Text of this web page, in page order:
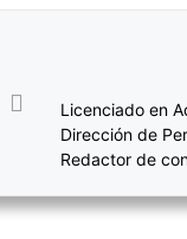
Licenciado en
Dirección de
Redactor de